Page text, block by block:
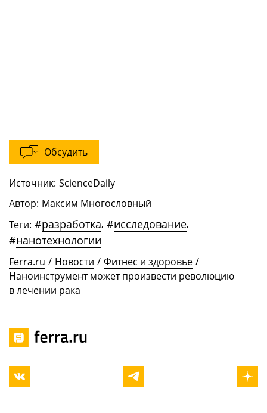
Обсудить
Источник: ScienceDaily
Автор: Максим Многословный
Теги: #разработка, #исследование,
#нанотехнологии
Ferra.ru / Новости / Фитнес и здоровье /
Наноинструмент может произвести революцию
в лечении рака